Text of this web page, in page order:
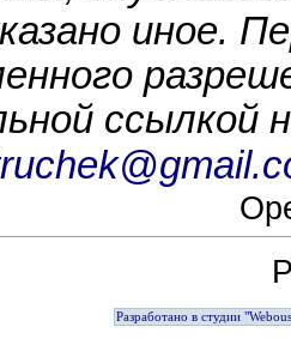
иное.
ссылкой
Разработано в студии